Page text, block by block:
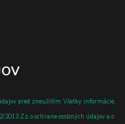
pred zneužitím. Všetky informácie,
2013 Z.z. o ochrane osobných údajov a o